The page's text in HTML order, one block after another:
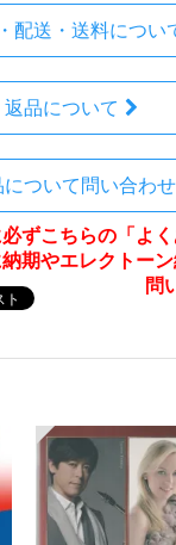
配送・送料につい
返品について
について問い合わ
ずこちらの「よ
期やエレクトー
問